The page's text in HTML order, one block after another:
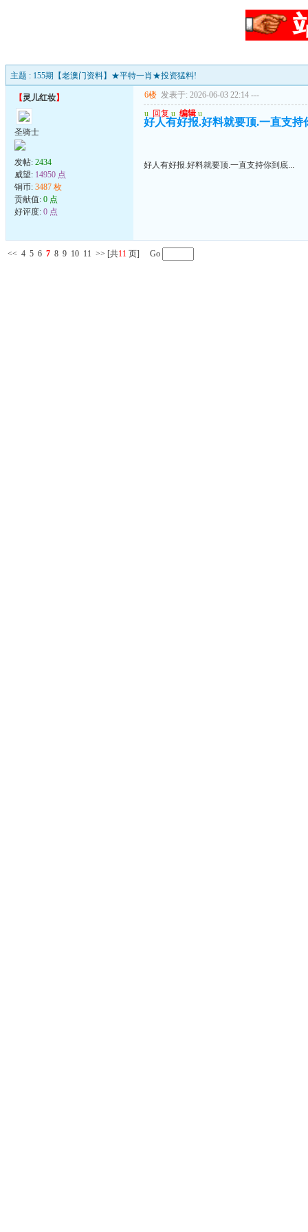
主题 : 155期【老澳门资料】★平特一肖★投资猛料!
【灵儿红妆】
圣骑士
发帖: 2434
威望: 14950 点
铜币: 3487 枚
贡献值: 0 点
好评度: 0 点
6楼 发表于: 2026-06-03 22:14 ---
u 回复 u 编辑 u
好人有好报.好料就要顶.一直支持
好人有好报.好料就要顶.一直支持你到底...
<< 4 5 6 7 8 9 10 11 >> [共11 页] Go